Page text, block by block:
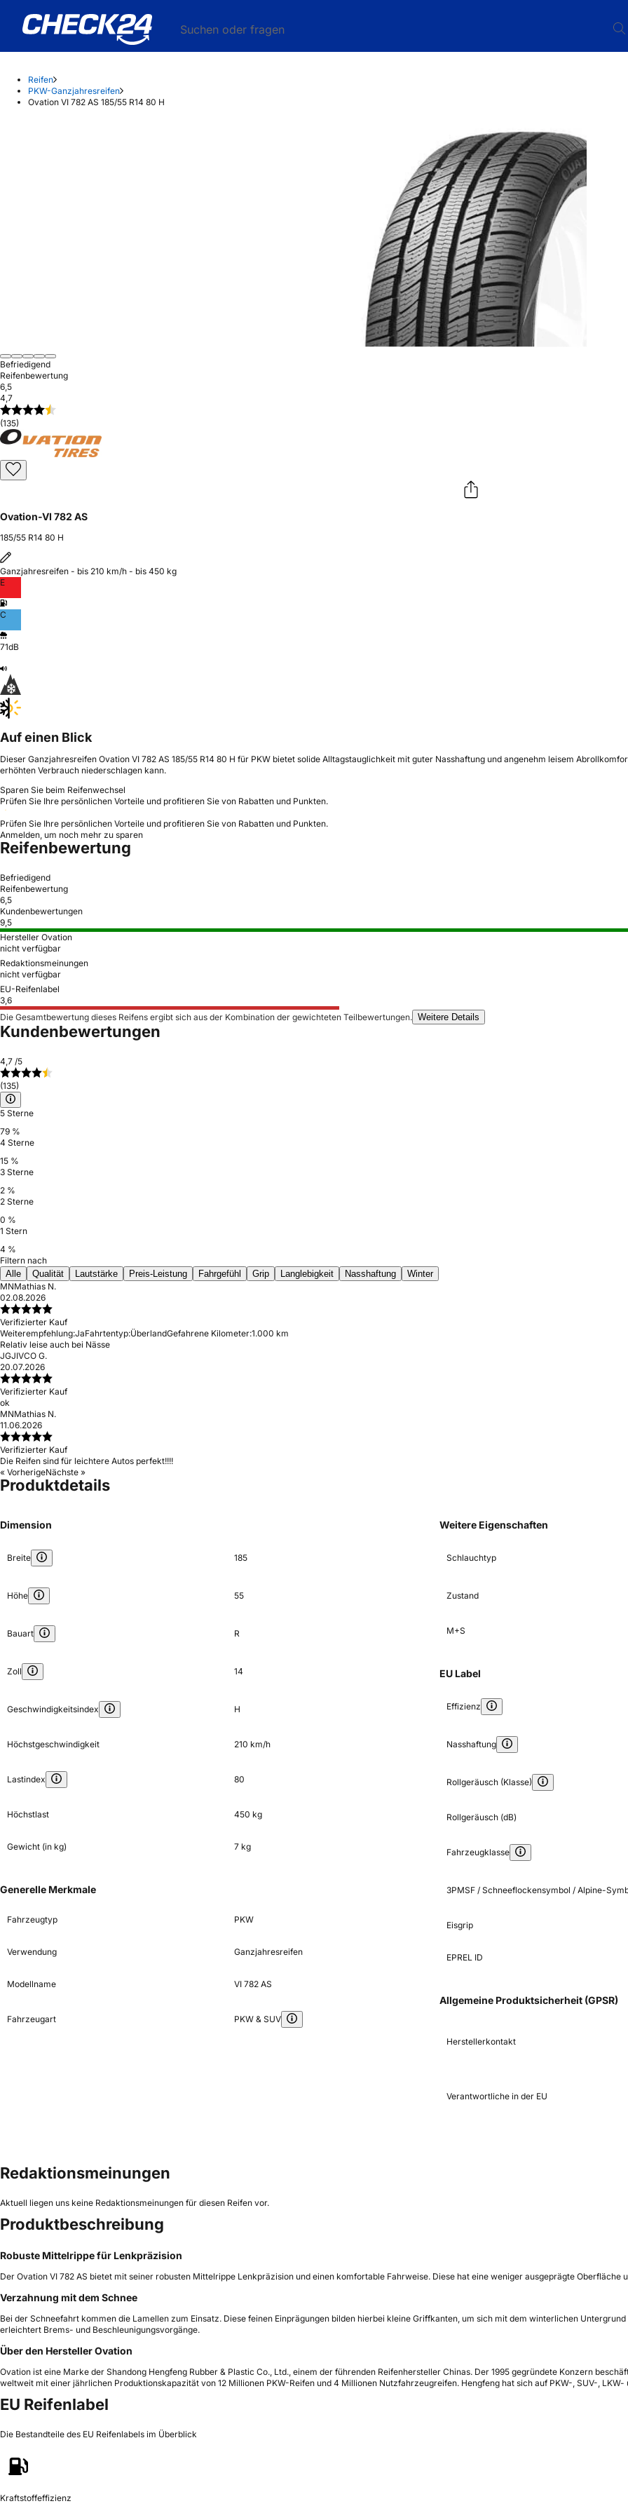
Suchen oder fragen
Reifen
PKW-Ganzjahresreifen
Ovation VI 782 AS 185/55 R14 80 H
Befriedigend
Reifenbewertung
6,5
4,7
(135)
Ovation-VI 782 AS
185/55 R14 80 H
Ganzjahresreifen - bis 210 km/h - bis 450 kg
E
C
71dB
Auf einen Blick
Dieser Ganzjahresreifen Ovation VI 782 AS 185/55 R14 80 H für PKW bietet solide Alltagstauglichkeit mit guter Nasshaftung und angenehm leisem
erhöhten Verbrauch niederschlagen kann.
Sparen Sie beim Reifenwechsel
Prüfen Sie Ihre persönlichen Vorteile und profitieren Sie von Rabatten und Punkten.
Prüfen Sie Ihre persönlichen Vorteile und profitieren Sie von Rabatten und Punkten.
Anmelden, um noch mehr zu sparen
Reifenbewertung
Befriedigend
Reifenbewertung
6,5
Kundenbewertungen
9,5
Hersteller Ovation
nicht verfügbar
Redaktionsmeinungen
nicht verfügbar
EU-Reifenlabel
3,6
Die Gesamtbewertung dieses Reifens ergibt sich aus der Kombination der gewichteten Teilbewertungen. Weitere Details
Kundenbewertungen
4,7 /5
(135)
5 Sterne
79 %
4 Sterne
15 %
3 Sterne
2 %
2 Sterne
0 %
1 Stern
4 %
Filtern nach
Alle
Qualität Lautstärke Preis-Leistung Fahrgefühl Grip Langlebigkeit Nasshaftung
Winter
MNMathias N.
02.08.2026
Verifizierter Kauf
Weiterempfehlung:JaFahrtentyp:ÜberlandGefahrene Kilometer:1.000 km
Relativ leise auch bei Nässe
JGJIVCO G.
20.07.2026
Verifizierter Kauf
ok
MNMathias N.
11.06.2026
Verifizierter Kauf
Die Reifen sind für leichtere Autos perfekt!!!!
« VorherigeNächste »
Produktdetails
Dimension
Breite 185
Höhe 55
Bauart R
Zoll 14
Geschwindigkeitsindex H
Höchstgeschwindigkeit 210 km/h
Lastindex 80
Höchstlast 450 kg
Gewicht (in kg) 7 kg
Generelle Merkmale
Fahrzeugtyp PKW
Verwendung Ganzjahresreifen
Modellname VI 782 AS
Fahrzeugart PKW & SUV
Weitere Eigenschaften
Schlauchtyp
Zustand
M+S
EU Label
Effizienz
Nasshaftung
Rollgeräusch (Klasse)
Rollgeräusch (dB)
Fahrzeugklasse
3PMSF / Schneeflockensymbol / Alpine-
Eisgrip
EPREL ID
Allgemeine Produktsicherheit (GPSR)
Herstellerkontakt
Verantwortliche in der EU
Redaktionsmeinungen
Aktuell liegen uns keine Redaktionsmeinungen für diesen Reifen vor.
Produktbeschreibung
Robuste Mittelrippe für Lenkpräzision
Der Ovation VI 782 AS bietet mit seiner robusten Mittelrippe Lenkpräzision und einen komfortable Fahrweise. Diese hat eine weniger ausgeprägte
Verzahnung mit dem Schnee
Bei der Schneefahrt kommen die Lamellen zum Einsatz. Diese feinen Einprägungen bilden hierbei kleine Griffkanten, um sich mit dem winterlichen
erleichtert Brems- und Beschleunigungsvorgänge.
Über den Hersteller Ovation
Ovation ist eine Marke der Shandong Hengfeng Rubber & Plastic Co., Ltd., einem der führenden Reifenhersteller Chinas. Der 1995 gegründete Konzern
weltweit mit einer jährlichen Produktionskapazität von 12 Millionen PKW-Reifen und 4 Millionen Nutzfahrzeugreifen. Hengfeng hat sich auf PKW-, SUV-,
EU Reifenlabel
Die Bestandteile des EU Reifenlabels im Überblick
Kraftstoffeffizienz